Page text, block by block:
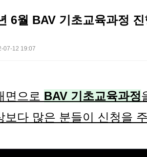
6월 BAV 기초교육과정
07-12 19:07
면으로 BAV 기초교육과정
보다 많은 분들이 신청을